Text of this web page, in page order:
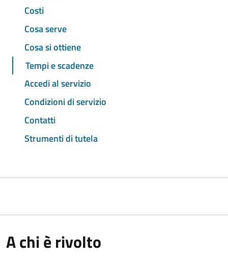
Costi
Cosa serve
Cosa si ottiene
Tempi e scadenze
Accedi al servizio
Condizioni di servizio
Contatti
Strumenti di tutela
A chi è rivolto